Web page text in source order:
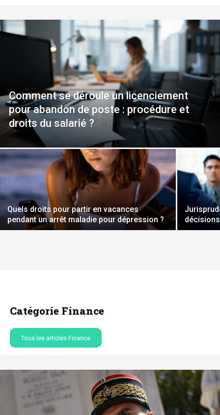
Comment se déroule un licenciement
pour abandon de poste : procédure et
droits du salarié ?
Quels droits pour partir en vacances
pendant un arrêt maladie pour dépression ?
Catégorie Finance
Tous les articles Finance